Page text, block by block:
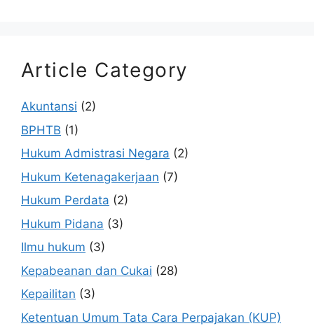
Article Category
Akuntansi (2)
BPHTB (1)
Hukum Admistrasi Negara (2)
Hukum Ketenagakerjaan (7)
Hukum Perdata (2)
Hukum Pidana (3)
Ilmu hukum (3)
Kepabeanan dan Cukai (28)
Kepailitan (3)
Ketentuan Umum Tata Cara Perpajakan (KUP)